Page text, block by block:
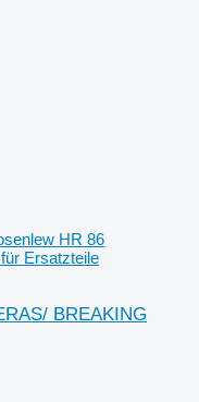
HR 86
Ersatzteile
BREAKING